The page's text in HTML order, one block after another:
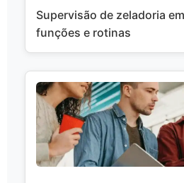
Supervisão de zeladoria
funções e rotinas